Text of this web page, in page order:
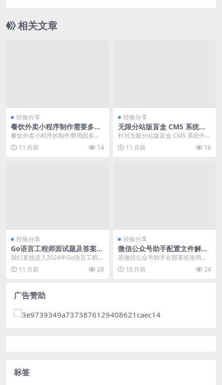
相关文章
经验分享
餐饮外卖小程序制作需要多少
钱
餐饮外卖小程序的制作费用因多种
因素而异，主要包括功能复杂度、
开发团队、技术选型、...
11 月前 14
经验分享
无限分站版盲盒 CMS 系统安
全加固与防御策略实践
针对无限分站版盲盒 CMS 系统中常
见的安全漏洞，如 sql 注入、跨站
脚本攻击...
11 月前 16
经验分享
Go语言工程师面试题及答案汇
总 2024
我们直接进入2024年Go语言工程师
的核心面试考点。以下是经过验证
的、高频出现的...
11 月前 28
经验分享
微信公众号助手配置文件解析
与错误修复
若微信公众号助手在部署或使用过
程中遇到配置加载失败、功能异常
等问题，通常与`co...
10 月前 24
广告赞助
标签